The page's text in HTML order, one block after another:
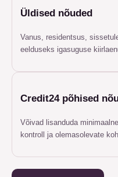
Üldised nõuded
Vanus, residentsus,
eelduseks igasuguse
Credit24 põhised
Võivad lisanduda
kontroll ja olemasolevate